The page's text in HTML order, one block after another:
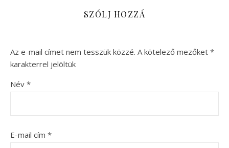
SZÓLJ HOZZÁ
Az e-mail címet nem tesszük közzé. A kötelező mezőket *
karakterrel jelöltük
Név *
E-mail cím *